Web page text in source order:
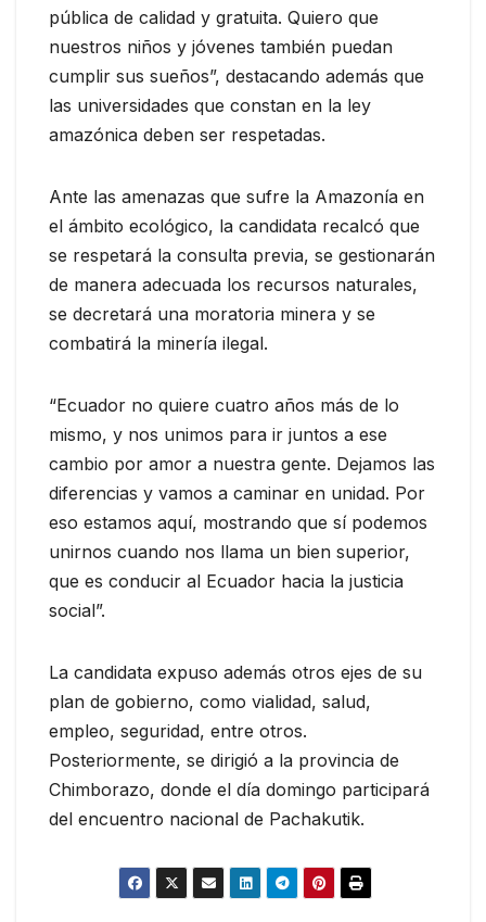
pública de calidad y gratuita. Quiero que
nuestros niños y jóvenes también puedan
cumplir sus sueños”, destacando además que
las universidades que constan en la ley
amazónica deben ser respetadas.
Ante las amenazas que sufre la Amazonía en
el ámbito ecológico, la candidata recalcó que
se respetará la consulta previa, se gestionarán
de manera adecuada los recursos naturales,
se decretará una moratoria minera y se
combatirá la minería ilegal.
“Ecuador no quiere cuatro años más de lo
mismo, y nos unimos para ir juntos a ese
cambio por amor a nuestra gente. Dejamos las
diferencias y vamos a caminar en unidad. Por
eso estamos aquí, mostrando que sí podemos
unirnos cuando nos llama un bien superior,
que es conducir al Ecuador hacia la justicia
social”.
La candidata expuso además otros ejes de su
plan de gobierno, como vialidad, salud,
empleo, seguridad, entre otros.
Posteriormente, se dirigió a la provincia de
Chimborazo, donde el día domingo participará
del encuentro nacional de Pachakutik.